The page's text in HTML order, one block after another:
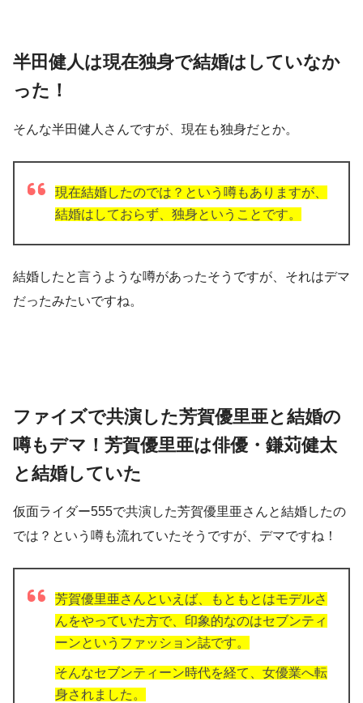
半田健人は現在独身で結婚はしていなか
った！
そんな半田健人さんですが、現在も独身だとか。
現在結婚したのでは？という噂もありますが、
結婚はしておらず、独身ということです。
結婚したと言うような噂があったそうですが、それはデマ
だったみたいですね。
ファイズで共演した芳賀優里亜と結婚の
噂もデマ！芳賀優里亜は俳優・鎌苅健太
と結婚していた
仮面ライダー555で共演した芳賀優里亜さんと結婚したの
では？という噂も流れていたそうですが、デマですね！
芳賀優里亜さんといえば、もともとはモデルさ
んをやっていた方で、印象的なのはセブンティ
ーンというファッション誌です。
そんなセブンティーン時代を経て、女優業へ転
身されました。